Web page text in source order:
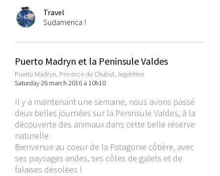
Travel
Sudamerica !
Puerto Madryn et la Peninsule Valdes
Puerto Madryn, Province de Chubut, Argentine
Saturday 26 march 2016 à 10h10
Il y a maintenant une semaine, nous avons passé
deux belles journées sur la Peninsule Valdes, à la
découverte des animaux dans cette belle réserve
naturelle
Bienvenue au coeur de la Patagonie côtière, avec
ses paysages arides, ses côtes de galets et de
falaises désolées !